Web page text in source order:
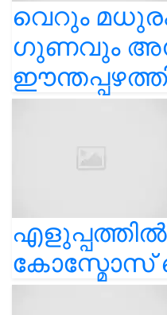
വെറും
ഗുണവും
കോസ്മോസ്